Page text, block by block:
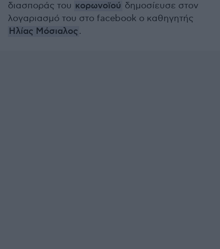
διασποράς του κορωνοϊού δημοσίευσε στον
λογαριασμό του στο facebook ο καθηγητής
Ηλίας Μόσιαλος.